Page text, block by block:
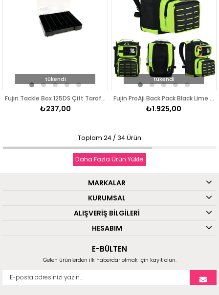
tükendi
Fujin Tackle Box 125DS Çift Taraflı Slim Maket Balık Kutusu
₺237,00
tükendi
Fujin ProAji Back Pack Black Lime Balıkçı Sırt Çantası
₺1.925,00
Toplam 24 / 34Ürün
Daha Fazla Ürün Yükle
MARKALAR
KURUMSAL
ALIŞVERİŞ BİLGİLERİ
HESABIM
E-BÜLTEN
Gelen ürünlerden ilk haberdar olmak için kayıt olun.